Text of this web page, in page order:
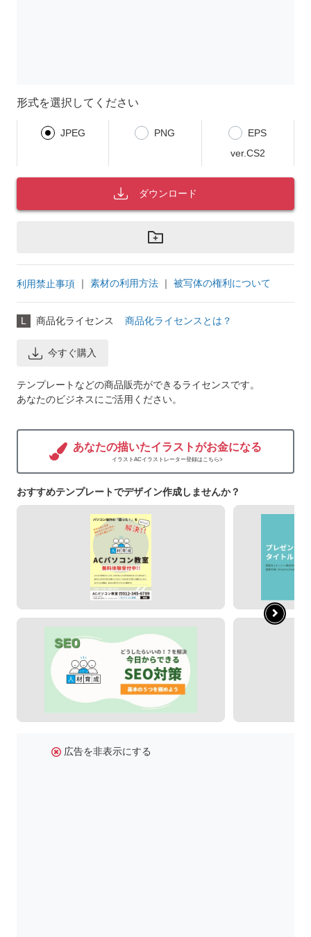
形式を選択してください
JPEG PNG
EPS
ver.CS2
ダウンロード
利用禁止事項 ｜ 素材の利用方法 ｜ 被写体の権利について
L 商品化ライセンス 商品化ライセンスとは？
今すぐ購入
テンプレートなどの商品販売ができるライセンスです。
あなたのビジネスにご活用ください。
あなたの描いたイラストがお金になる
イラストACイラストレーター登録はこちら>
おすすめテンプレートでデザイン作成しませんか？
広告を非表示にする